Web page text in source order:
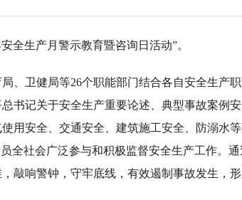
全生产月警示教育暨咨询日活动”。
、卫健局等26个职能部门结合各自安全生产
书记关于安全生产重要论述、典型事故案例
用安全、交通安全、建筑施工安全、防溺水
全社会广泛参与和积极监督安全生产工作。
敲响警钟，守牢底线，有效遏制事故发生，